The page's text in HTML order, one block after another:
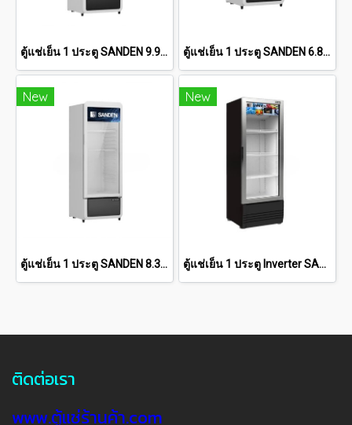
ตู้แช่เย็น 1 ประตู SANDEN 9.9 คิว [SPC-0290] ตู้แช่เย็น 1 ประตู SANDEN 6.8 คิว [SPC-0250]
New
ตู้แช่เย็น 1 ประตู SANDEN 8.3 คิว [SPC-0270]
New
ตู้แช่เย็น 1 ประตู Inverter SANDEN 9.8 คิว "สีดำ" [SPB-0300-BLACK]
ติดต่อเรา
www.ตู้แช่ร้านค้า.com